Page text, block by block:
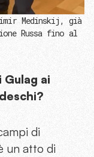
Medinskij, già
Russa fino al
ai
di
un atto di